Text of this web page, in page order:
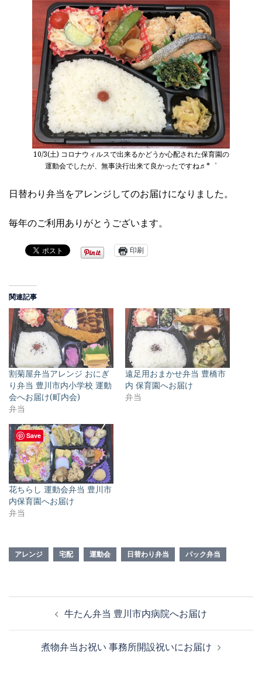
10/3(土) コロナウィルスで出来るかどうか心配された保育園の
運動会でしたが、無事決行出来て良かったですね♬*゜
日替わり弁当をアレンジしてのお届けになりました。
毎年のご利用ありがとうございます。
印刷
関連記事
割菊屋弁当アレンジ おにぎ
り弁当 豊川市内小学校 運動
会へお届け(町内会)
弁当
遠足用おまかせ弁当 豊橋市
内 保育園へお届け
弁当
花ちらし 運動会弁当 豊川市
内保育園へお届け
弁当
アレンジ 宅配 運動会 日替わり弁当 パック弁当
ナ
牛たん弁当 豊川市内病院へお届け
煮物弁当お祝い 事務所開設祝いにお届け
Save